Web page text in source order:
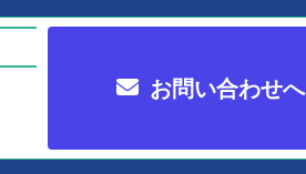
お問い合わせへ